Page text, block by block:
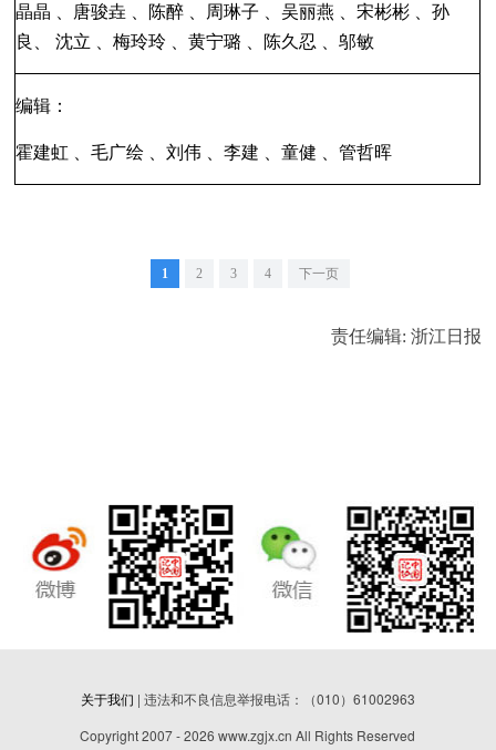
晶晶
、唐骏垚 、陈醉 、周琳子 、吴丽燕 、宋彬彬
、孙
良、
沈立 、梅玲玲 、黄宁璐 、陈久忍 、邬敏
编辑：
霍建虹 、毛广绘 、刘伟 、李建 、童健 、管哲晖
1 2 3 4 下一页
责任编辑: 浙江日报
关于我们 | 违法和不良信息举报电话：（010）61002963
Copyright 2007 - 2026 www.zgjx.cn All Rights Reserved